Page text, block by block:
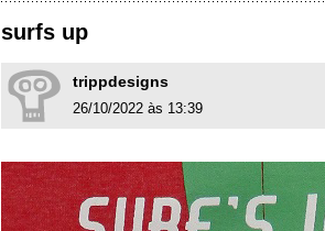
surfs up
trippdesigns
26/10/2022 às 13:39